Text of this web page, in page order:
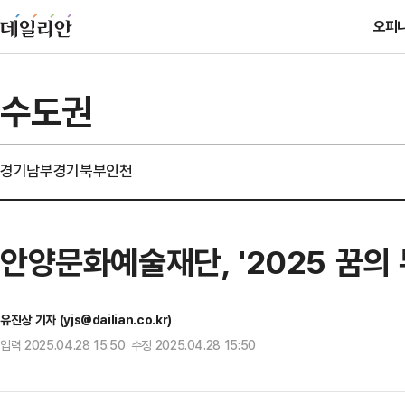
오피
수도권
경기남부경기북부인천
안양문화예술재단, '2025 꿈의
유진상 기자 (yjs@dailian.co.kr)
입력 2025.04.28 15:50 수정 2025.04.28 15:50